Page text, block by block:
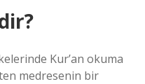
Kur’an okuma
medresenin bir